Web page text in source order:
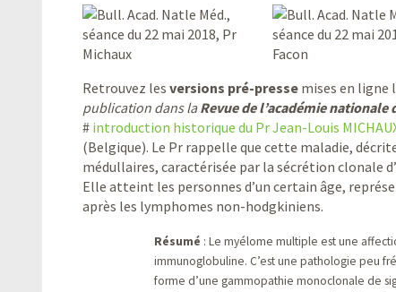
Retrouvez les versions pré-presse mises en ligne
publication dans laRevue de l’académie nationale
# introduction historique du Pr Jean-Louis
(Belgique). Le Pr rappelle que cette maladie,
médullaires, caractérisée par la sécrétion clonale
Elle atteint les personnes d’un certain âge,
après les lymphomes non-hodgkiniens.
Résumé : Le myélome multiple est une
immunoglobuline. C’est une pathologie peu
forme d’une gammopathie monoclonale de